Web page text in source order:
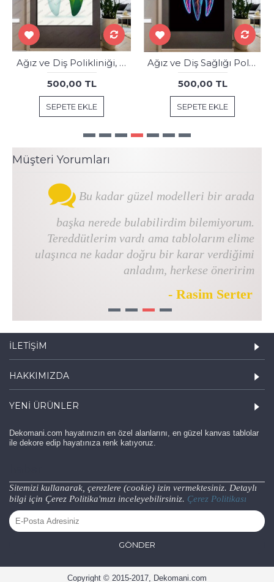
Ağız ve Diş Polikliniği, Dişçi Tabloları Dekoratif Diş, Dekoratif Dişçi, Dişçi Dekorasyonu dsc338
500,00 TL
SEPETE EKLE
Ağız ve Diş Sağlığı Polikliniği Tabloları Dekoratif Diş, Dekoratif Dişçi, Dişçi Dekorasyonu dsc575
500,00 TL
SEPETE EKLE
Müşteri Yorumları
Bu kadar güzel modelleri bir arada
başka nerede bulabilirdim bilemiyorum.
Tereddütlerim vardı ama tablolarım elime
ulaşınca ne kadar doğru bir karar verdiğimi
anladım, herkese öneririm
- Rasim Serter
1 2 3 4
İLETIŞIM
HAKKIMIZDA
YENI ÜRÜNLER
Dekomani.com hayatınızın en özel alanlarını, en güzel kanvas tablolar
ile dekore edip hayatınıza renk katıyoruz.
Sitemizi kullanarak, çerezlere (cookie) izin vermektesiniz. Detaylı
bilgi için Çerez Politika'mızı inceleyebilirsiniz. Çerez Politikası
GÖNDER
Copyright © 2015-2017, Dekomani.com